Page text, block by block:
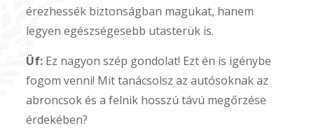
érezhessék biztonságban magukat, hanem
legyen egészségesebb utasterük is.
Üf:Ez nagyon szép gondolat! Ezt én is igénybe
fogom venni! Mit tanácsolsz az autósoknak az
abroncsok és a felnik hosszú távú megőrzése
érdekében?